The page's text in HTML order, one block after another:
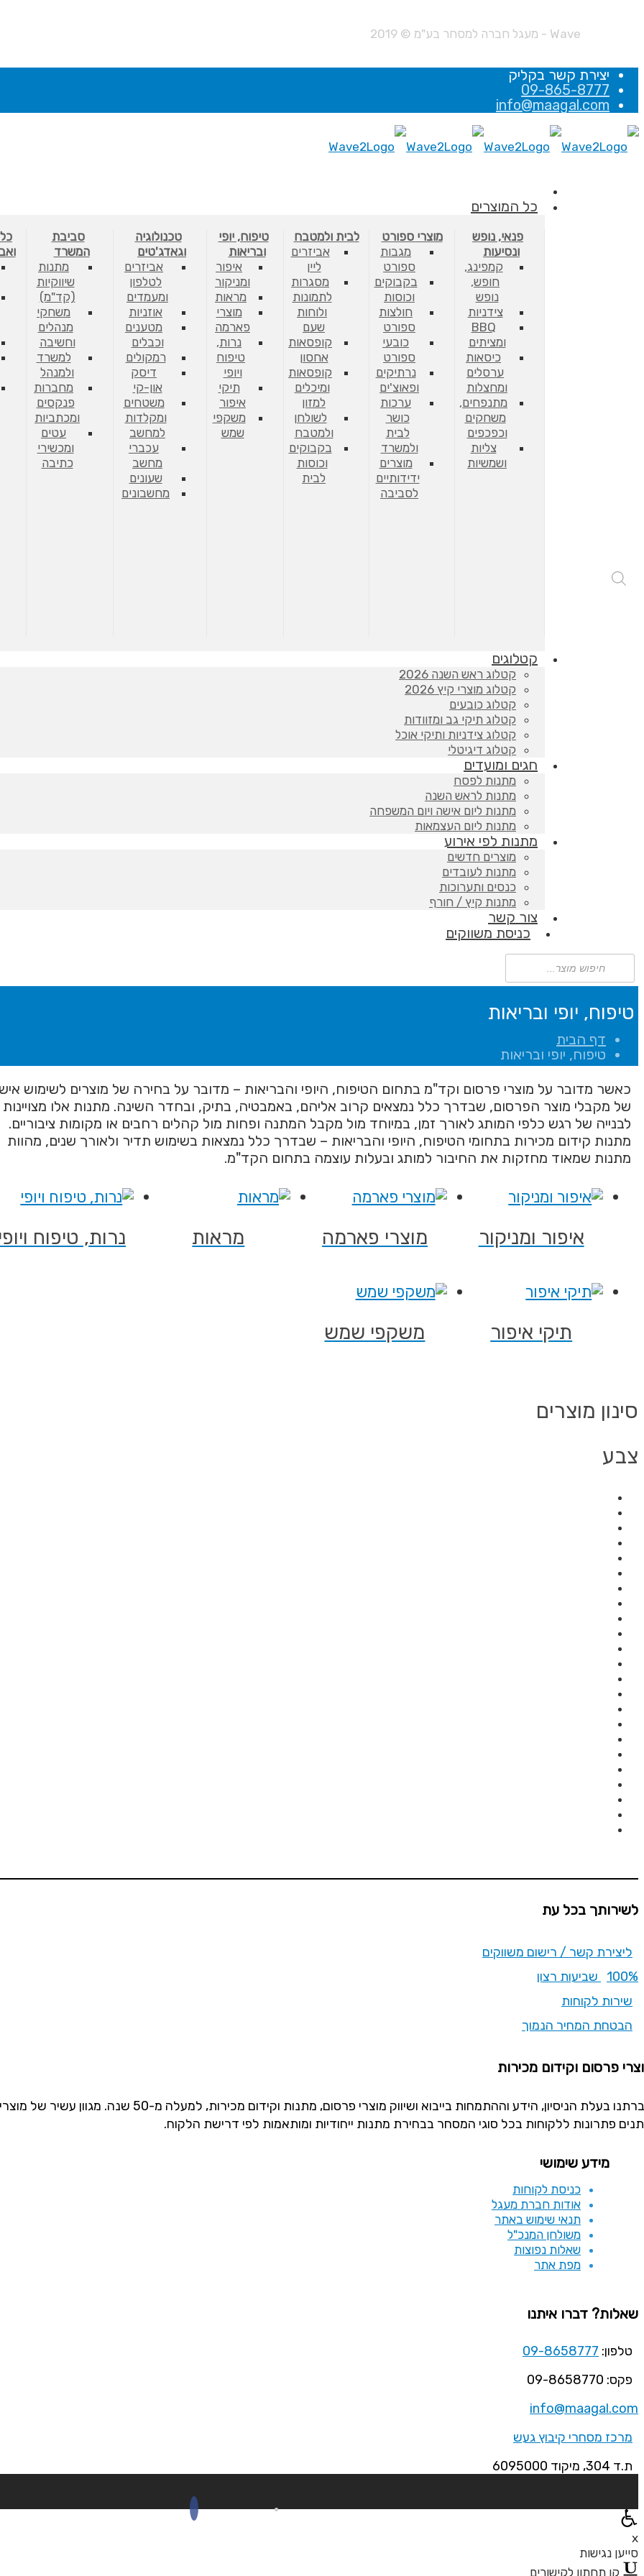
יצירת קשר בקליק
09-865-8777
info@maagal.com
כל המוצרים
פנאי, נופש
ונסיעות
קמפינג,
חופש,
נופש
צידניות
BBQ
ומציתים
כיסאות
ערסלים
ומחצלות
מתנפחים,
משחקים
וכפכפים
צליות
ושמשיות
מוצרי ספורט
מגבות
ספורט
בקבוקים
וכוסות
חולצות
ספורט
כובעי
ספורט
נרתיקים
ופאוצ'ים
ערכות
כושר
לבית
ולמשרד
מוצרים
ידידותיים
לסביבה
לבית ולמטבח
אביזרים
ליין
מסגרות
לתמונות
ולוחות
שעם
קופסאות
אחסון
קופסאות
ומיכלים
למזון
לשולחן
ולמטבח
בקבוקים
וכוסות
לבית
טיפוח, יופי
ובריאות
איפור
ומניקור
מראות
מוצרי
פארמה
נרות,
טיפוח
ויופי
תיקי
איפור
משקפי
שמש
טכנולוגיה
וגאדג'טים
אביזרים
לטלפון
ומעמדים
אוזניות
מטענים
וכבלים
רמקולים
דיסק
און-קי
משטחים
ומקלדות
למחשב
עכברי
מחשב
שעונים
מחשבונים
סביבת
המשרד
מתנות
שיווקיות
(קד"מ)
משחקי
מנהלים
וחשיבה
למשרד
ולמנהל
מחברות
פנקסים
ומכתביות
עטים
ומכשירי
כתיבה
קטלוגים
קטלוג ראש השנה 2026
קטלוג מוצרי קיץ 2026
קטלוג כובעים
קטלוג תיקי גב ומזוודות
קטלוג צידניות ותיקי אוכל
קטלוג דיגיטלי
חגים ומועדים
מתנות לפסח
מתנות לראש השנה
מתנות ליום אישה ויום המשפחה
מתנות ליום העצמאות
מתנות לפי אירוע
מוצרים חדשים
מתנות לעובדים
כנסים ותערוכות
מתנות קיץ / חורף
צור קשר
כניסת משווקים
Products
search
טיפוח, יופי ובריאות
דף הבית
טיפוח, יופי ובריאות
כאשר מדובר על מוצרי פרסום וקד"מ בתחום הטיפוח, היופי והבריאות – מדובר על בחירה של מוצרים לשימוש
של מקבלי מוצר הפרסום, שבדרך כלל נמצאים קרוב אליהם, באמבטיה, בתיק, ובחדר השינה. מתנות אלו מצויינות
לבנייה של רגש כלפי המותג לאורך זמן, במיוחד מול מקבל המתנה ופחות מול קהלים רחבים או מקומות ציבוריים.
מתנות קידום מכירות בתחומי הטיפוח, היופי והבריאות – שבדרך כלל נמצאות בשימוש תדיר ולאורך שנים, מהוות
מתנות שמאוד מחזקות את החיבור למותג ובעלות עוצמה בתחום הקד"מ.
איפור ומניקור מוצרי פארמה מראות נרות, טיפוח
תיקי איפור משקפי שמש
סינון מוצרים
צבע
לשירותך בכל עת
ליצירת קשר / רישום משווקים
100% שביעות רצון
שירות לקוחות
הבטחת המחיר הנמוך
פרסום וקידום מכירות
חברתנו בעלת הניסיון, הידע וההתמחות בייבוא ושיווק מוצרי
פתרונות ללקוחות בכל סוגי המסחר בבחירת מתנות ייחודיות ומותאמות לפי דרישת הלקוח.
מידע שימושי
כניסת לקוחות
אודות חברת מעגל
תנאי שימוש באתר
משולחן המנכ"ל
שאלות נפוצות
מפת אתר
שאלות? דברו איתנו
טלפון: 09-8658777
פקס: 09-8658770
info@maagal.com
מרכז מסחרי קיבוץ געש
ת.ד 304, מיקוד 6095000
Wave - מעגל חברה למסחר בע"מ © 2019
x
סייען נגישות
קו תחתון לקישורים